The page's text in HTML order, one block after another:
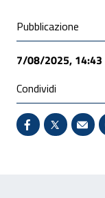
Condivisione
Pubblicazione
7/08/2025, 14:43
Condividi
Condividi su
X - Sito